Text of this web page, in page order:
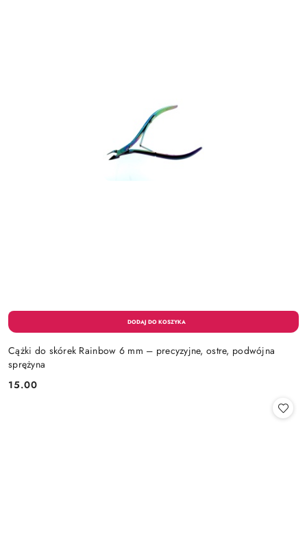
Cążki do skórek Rainbow 6 mm – precyzyjne, ostre, podwójna
sprężyna
Cena:
15.00